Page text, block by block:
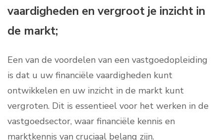
vaardigheden en vergroot je inzicht in
de markt;
Een van de voordelen van een vastgoedopleiding
is dat u uw financiële vaardigheden kunt
ontwikkelen en uw inzicht in de markt kunt
vergroten. Dit is essentieel voor het werken in de
vastgoedsector, waar financiële kennis en
marktkennis van cruciaal belang zijn.